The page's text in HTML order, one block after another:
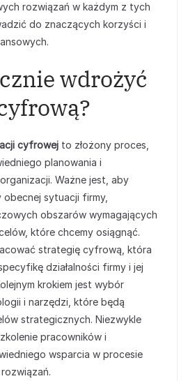
rozwiązań w każdym z tych
do znaczących korzyści i
wdrożyć
cyfrowej to złożony proces,
planowania i
Ważne jest, aby
sytuacji firmy,
obszarów wymagających
które chcemy osiągnąć.
strategię cyfrową, która
działalności firmy i jej
krokiem jest wybór
i narzędzi, które będą
strategicznych. Niezwykle
pracowników i
wsparcia w procesie